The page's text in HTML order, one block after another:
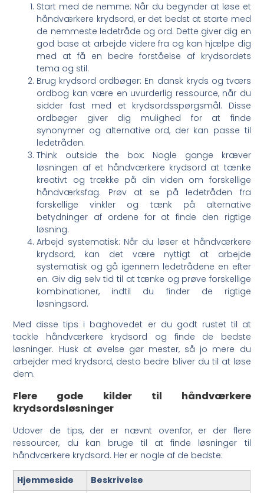
Start med de nemme: Når du begynder at løse et
håndværkere krydsord, er det bedst at starte med
de nemmeste ledetråde og ord. Dette giver dig en
god base at arbejde videre fra og kan hjælpe dig
med at få en bedre forståelse af krydsordets
tema og stil.
Brug krydsord ordbøger: En dansk kryds og tværs
ordbog kan være en uvurderlig ressource, når du
sidder fast med et krydsordsspørgsmål. Disse
ordbøger giver dig mulighed for at finde
synonymer og alternative ord, der kan passe til
ledetråden.
Think outside the box: Nogle gange kræver
løsningen af et håndværkere krydsord at tænke
kreativt og trække på din viden om forskellige
håndværksfag. Prøv at se på ledetråden fra
forskellige vinkler og tænk på alternative
betydninger af ordene for at finde den rigtige
løsning.
Arbejd systematisk: Når du løser et håndværkere
krydsord, kan det være nyttigt at arbejde
systematisk og gå igennem ledetrådene en efter
en. Giv dig selv tid til at tænke og prøve forskellige
kombinationer, indtil du finder de rigtige
løsningsord.
Med disse tips i baghovedet er du godt rustet til at
tackle håndværkere krydsord og finde de bedste
løsninger. Husk at øvelse gør mester, så jo mere du
arbejder med krydsord, desto bedre bliver du til at løse
dem.
Flere gode kilder til håndværkere
krydsordsløsninger
Udover de tips, der er nævnt ovenfor, er der flere
ressourcer, du kan bruge til at finde løsninger til
håndværkere krydsord. Her er nogle af de bedste:
Hjemmeside Beskrivelse